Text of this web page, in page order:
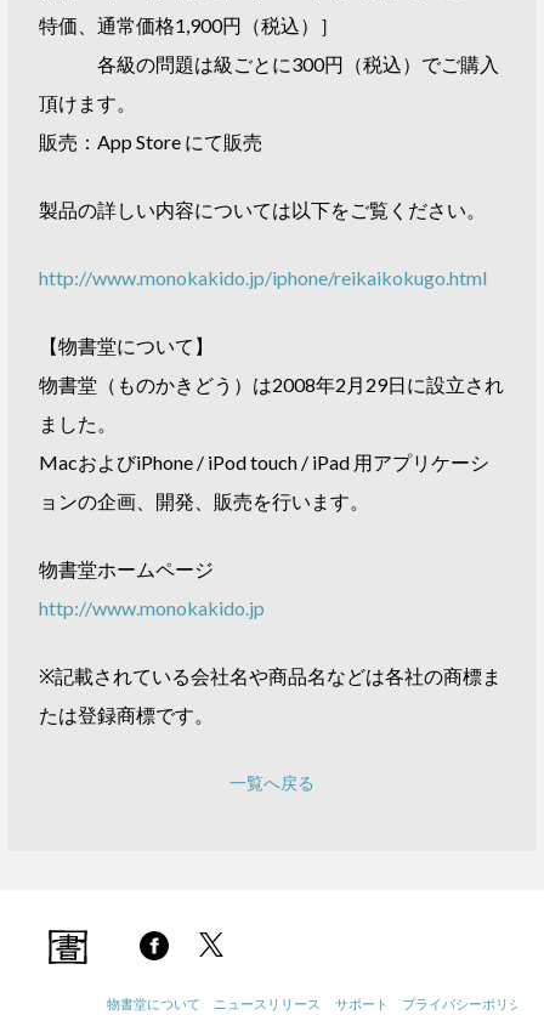
特価、通常価格1,900円（税込）］
各級の問題は級ごとに300円（税込）でご購入
頂けます。
販売：App Store にて販売
製品の詳しい内容については以下をご覧ください。
http://www.monokakido.jp/iphone/reikaikokugo.html
【物書堂について】
物書堂（ものかきどう）は2008年2月29日に設立され
ました。
MacおよびiPhone / iPod touch / iPad 用アプリケーシ
ョンの企画、開発、販売を行います。
物書堂ホームページ
http://www.monokakido.jp
※記載されている会社名や商品名などは各社の商標ま
たは登録商標です。
一覧へ戻る
物書堂について ニュースリリース サポート プライバシーポリシー